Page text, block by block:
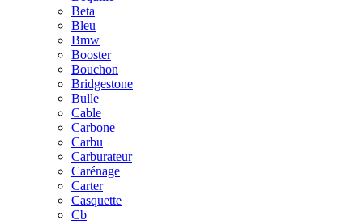
Beta
Bleu
Bmw
Booster
Bouchon
Bridgestone
Bulle
Cable
Carbone
Carbu
Carburateur
Carénage
Carter
Casquette
Cb